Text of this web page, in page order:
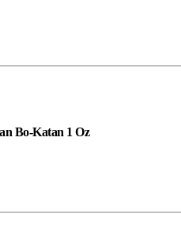
Bo-Katan 1 Oz